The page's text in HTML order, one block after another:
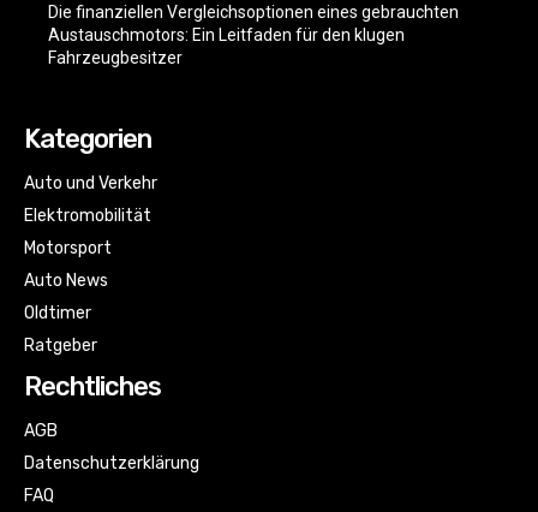
Die finanziellen Vergleichsoptionen eines gebrauchten
Austauschmotors: Ein Leitfaden für den klugen
Fahrzeugbesitzer
Kategorien
Auto und Verkehr
Elektromobilität
Motorsport
Auto News
Oldtimer
Ratgeber
Rechtliches
AGB
Datenschutzerklärung
FAQ